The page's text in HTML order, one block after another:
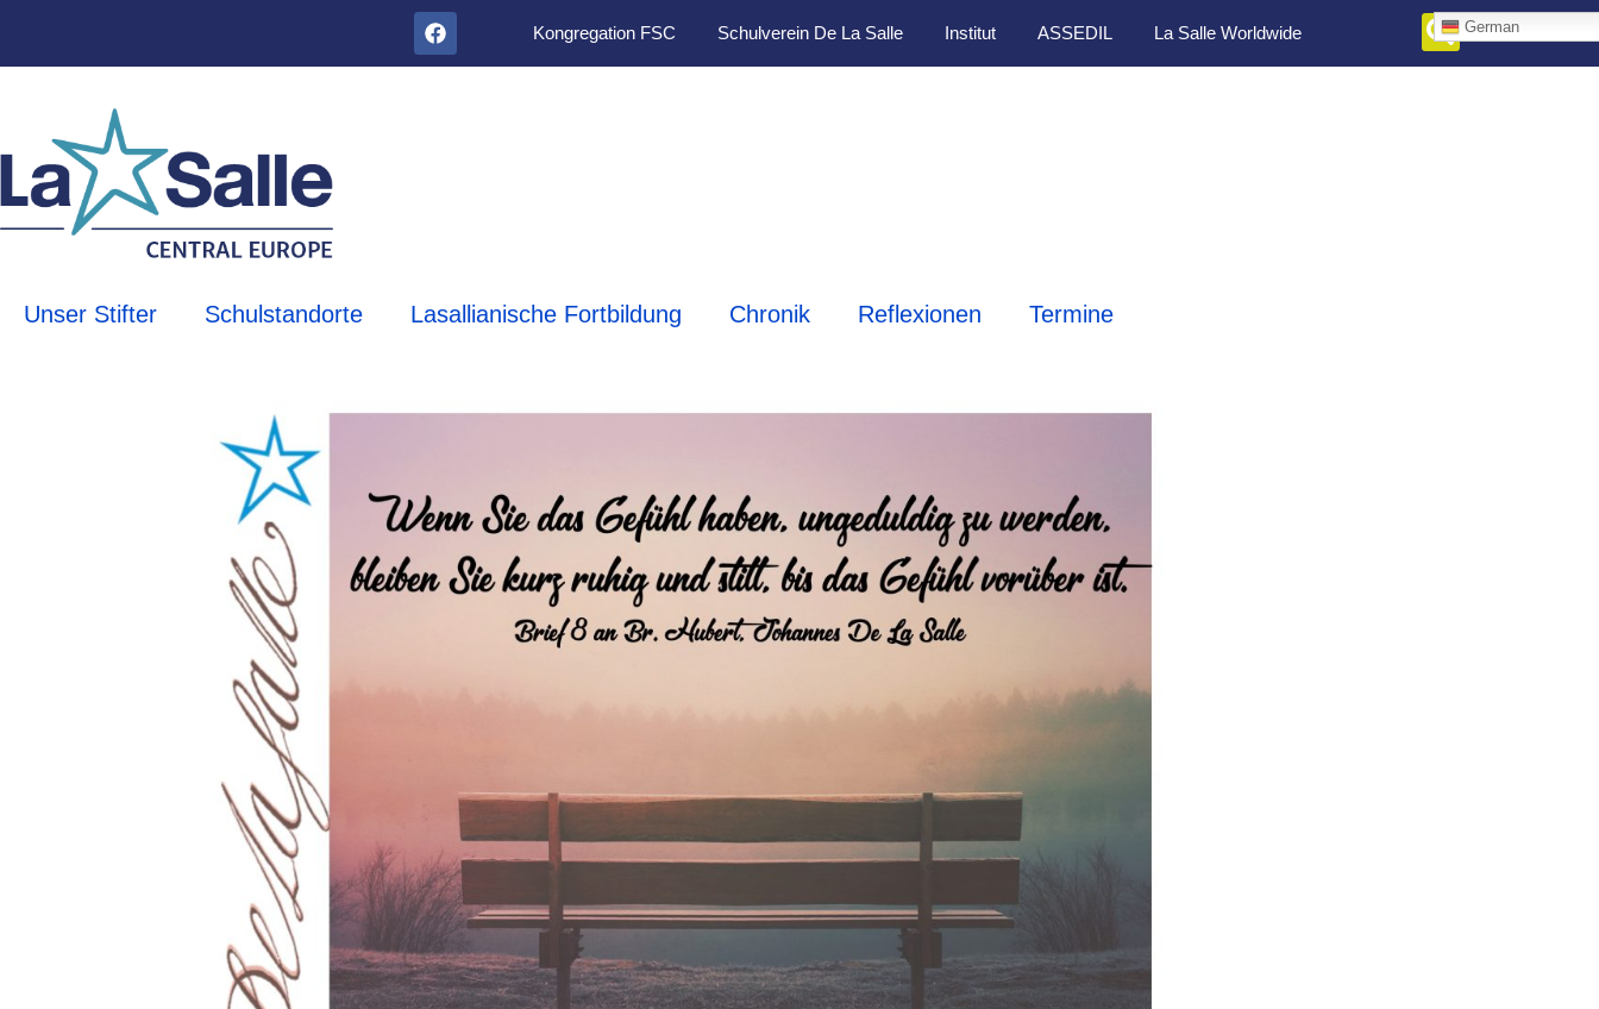
German
Kongregation FSC Schulverein De La Salle Institut ASSEDIL La Salle Worldwide
Unser Stifter Schulstandorte Lasallianische Fortbildung Chronik Reflexionen Termine